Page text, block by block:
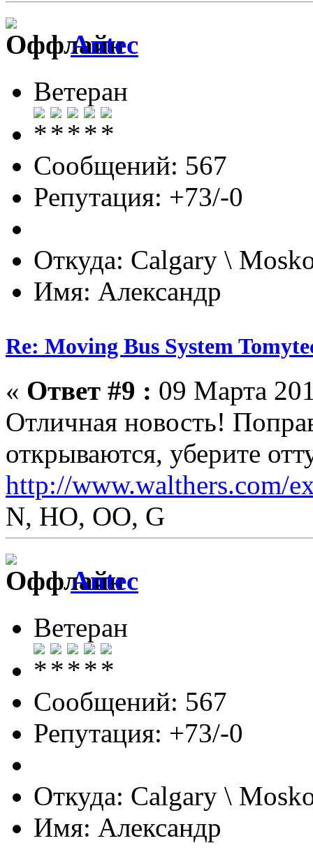
Antec
Ветеран
Сообщений: 567
Репутация: +73/-0
Откуда: Calgary \
Имя: Александр
Re: Moving Bus System
« Ответ #9 : 09 Марта
Отличная новость!
открываются, уберите
http://www.walthers.com/
N, HO, OO, G
Antec
Ветеран
Сообщений: 567
Репутация: +73/-0
Откуда: Calgary \
Имя: Александр